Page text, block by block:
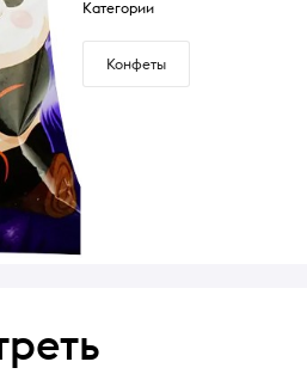
Категории
Конфеты